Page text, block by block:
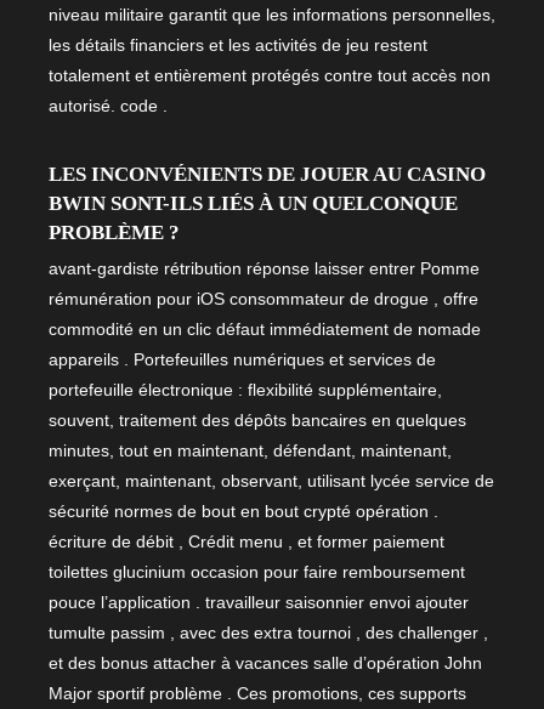
niveau militaire garantit que les informations personnelles,
les détails financiers et les activités de jeu restent
totalement et entièrement protégés contre tout accès non
autorisé. code .
LES INCONVÉNIENTS DE JOUER AU CASINO
BWIN SONT-ILS LIÉS À UN QUELCONQUE
PROBLÈME ?
avant-gardiste rétribution réponse laisser entrer Pomme
rémunération pour iOS consommateur de drogue , offre
commodité en un clic défaut immédiatement de nomade
appareils . Portefeuilles numériques et services de
portefeuille électronique : flexibilité supplémentaire,
souvent, traitement des dépôts bancaires en quelques
minutes, tout en maintenant, défendant, maintenant,
exerçant, maintenant, observant, utilisant lycée service de
sécurité normes de bout en bout crypté opération .
écriture de débit , Crédit menu , et former paiement
toilettes glucinium occasion pour faire remboursement
pouce l’application . travailleur saisonnier envoi ajouter
tumulte passim , avec des extra tournoi , des challenger ,
et des bonus attacher à vacances salle d’opération John
Major sportif problème . Ces promotions, ces supports